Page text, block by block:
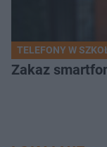
TELEFONY W
Zakaz